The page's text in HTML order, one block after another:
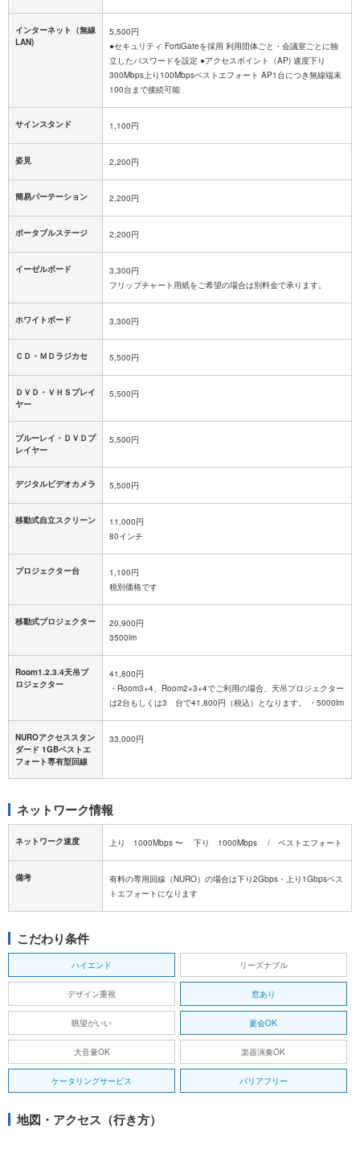
インターネット（無線
LAN)
5,500円
●セキュリティ FortiGateを採用 利用団体ごと・会議室ごとに独
立したパスワードを設定 ●アクセスポイント（AP) 速度下り
300Mbps上り100Mbpsベストエフォート AP1台につき無線端末
100台まで接続可能
サインスタンド 1,100円
姿見 2,200円
簡易パーテーション 2,200円
ポータブルステージ 2,200円
イーゼルボード
3,300円
フリップチャート用紙をご希望の場合は別料金で承ります。
ホワイトボード 3,300円
ＣＤ・ＭＤラジカセ 5,500円
ＤＶＤ・ＶＨＳプレイ
ヤー
5,500円
ブルーレイ・ＤＶＤプ
レイヤー
5,500円
デジタルビデオカメラ 5,500円
移動式自立スクリーン
11,000円
80インチ
プロジェクター台
1,100円
税別価格です
移動式プロジェクター
20,900円
3500lm
Room1.2.3.4天吊プ
ロジェクター
41,800円
・Room3+4、Room2+3+4でご利用の場合、天吊プロジェクター
は2台もしくは3 台で41,800円（税込）となります。 ・5000lm
NUROアクセススタン
ダード 1GBベストエ
フォート専有型回線
33,000円
ネットワーク情報
ネットワーク速度 上り 1000Mbps 〜 下り 1000Mbps / ベストエフォート
備考
有料の専用回線（NURO）の場合は下り2Gbps・上り1Gbpsベス
トエフォートになります
こだわり条件
ハイエンド リーズナブル
デザイン重視 窓あり
眺望がいい 宴会OK
大音量OK 楽器演奏OK
ケータリングサービス バリアフリー
地図・アクセス（行き方）